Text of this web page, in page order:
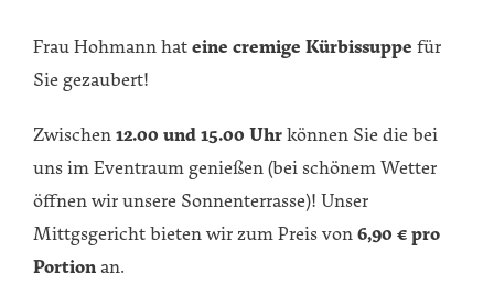
Frau Hohmann hateine cremige Kürbissuppe für
Sie gezaubert!
Zwischen12.00 und 15.00 Uhrkönnen Sie die bei
uns im Eventraum genießen (bei schönem Wetter
öffnen wir unsere Sonnenterrasse)! Unser
Mittgsgericht bieten wir zum Preis von6,90 € pro
Portionan.